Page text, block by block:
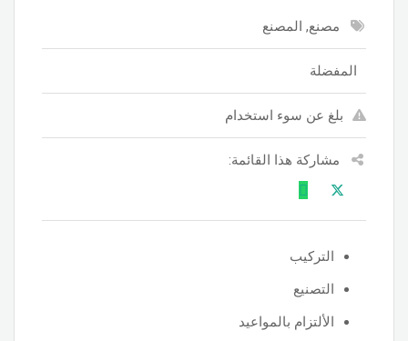
مصنع, المصنع
المفضلة
بلغ عن سوء استخدام
مشاركة هذا القائمة:
التركيب
التصنيع
الألتزام بالمواعيد